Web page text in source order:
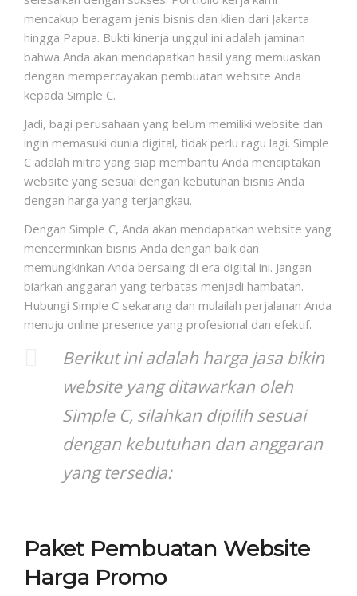
mencakup beragam jenis bisnis dan klien dari Jakarta
hingga Papua. Bukti kinerja unggul ini adalah jaminan
bahwa Anda akan mendapatkan hasil yang memuaskan
dengan mempercayakan pembuatan website Anda
kepada Simple C.
Jadi, bagi perusahaan yang belum memiliki website dan
ingin memasuki dunia digital, tidak perlu ragu lagi. Simple
C adalah mitra yang siap membantu Anda menciptakan
website yang sesuai dengan kebutuhan bisnis Anda
dengan harga yang terjangkau.
Dengan Simple C, Anda akan mendapatkan website yang
mencerminkan bisnis Anda dengan baik dan
memungkinkan Anda bersaing di era digital ini. Jangan
biarkan anggaran yang terbatas menjadi hambatan.
Hubungi Simple C sekarang dan mulailah perjalanan Anda
menuju online presence yang profesional dan efektif.
Berikut ini adalah harga jasa bikin
website yang ditawarkan oleh
Simple C, silahkan dipilih sesuai
dengan kebutuhan dan anggaran
yang tersedia:
Paket Pembuatan Website
Harga Promo